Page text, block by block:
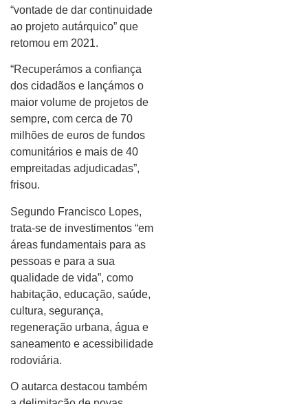
“vontade de dar continuidade
ao projeto autárquico” que
retomou em 2021.
“Recuperámos a confiança
dos cidadãos e lançámos o
maior volume de projetos de
sempre, com cerca de 70
milhões de euros de fundos
comunitários e mais de 40
empreitadas adjudicadas”,
frisou.
Segundo Francisco Lopes,
trata-se de investimentos “em
áreas fundamentais para as
pessoas e para a sua
qualidade de vida”, como
habitação, educação, saúde,
cultura, segurança,
regeneração urbana, água e
saneamento e acessibilidade
rodoviária.
O autarca destacou também